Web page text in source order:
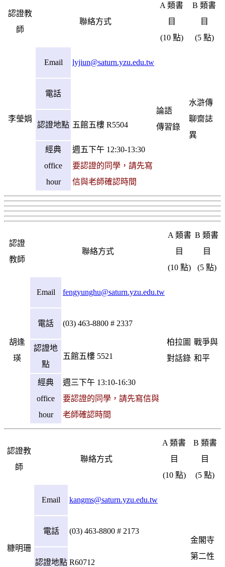
認證教
師
聯絡方式
A 類書
目
(10 點)
B 類書
目
(5 點)
李瑩娟
Email lyjiun@saturn.yzu.edu.tw
論語
傳習錄
水滸傳
聊齋誌
異
電話
認證地點 五館五樓 R5504
經典
office
hour
週五下午 12:30-13:30
要認證的同學，請先寫
信與老師確認時間
認證
教師
聯絡方式
A 類書
目
(10 點)
B 類書
目
(5 點)
胡逢
瑛
Email fengyunghu@saturn.yzu.edu.tw
柏拉圖
對話錄
戰爭與
和平
電話 (03) 463-8800 # 2337
認證地
點
五館五樓 5521
經典
office
hour
週三下午 13:10-16:30
要認證的同學，請先寫信與
老師確認時間
認證教
師
聯絡方式
A 類書
目
(10 點)
B 類書
目
(5 點)
糠明珊
Email kangms@saturn.yzu.edu.tw
金閣寺
第二性
電話 (03) 463-8800 # 2173
認證地點 R60712